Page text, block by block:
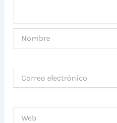
electrónico